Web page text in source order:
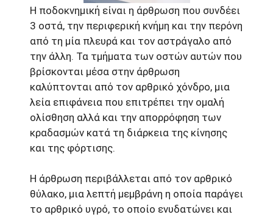
Η ποδοκνημική είναι η άρθρωση που συνδέει
3 οστά, την περιφερική κνήμη και την περόνη
από τη μία πλευρά και τον αστράγαλο από
την άλλη. Τα τμήματα των οστών αυτών που
βρίσκονται μέσα στην άρθρωση
καλύπτονται από τον αρθρικό χόνδρο, μια
λεία επιφάνεια που επιτρέπει την ομαλή
ολίσθηση αλλά και την απορρόφηση των
κραδασμών κατά τη διάρκεια της κίνησης
και της φόρτισης.
Η άρθρωση περιβάλλεται από τον αρθρικό
θύλακο, μια λεπτή μεμβράνη η οποία παράγει
το αρθρικό υγρό, το οποίο ενυδατώνει και